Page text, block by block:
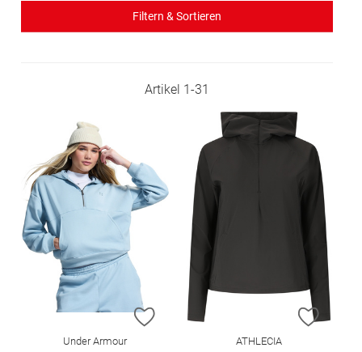
Filtern & Sortieren
Artikel 1-31
ZUR WUNSCHLISTE HINZUFÜGEN
Under Armour
ZUR
ATHLECIA